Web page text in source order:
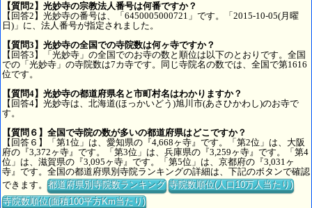
【質問2】光妙寺の宗教法人番号は何番ですか？
【回答2】光妙寺の番号は、「6450005000721」です。「2015-10-05(月曜
日)」に、法人番号が指定されました。
【質問3】光妙寺の全国での寺院数は何ヶ寺ですか？
【回答3】「光妙寺」の全国でのお寺の数と順位は以下のとおりです。全国
での「光妙寺」の寺院数は7カ寺です。同じ寺院名の数では、全国で第1616
位です。
【質問4】光妙寺の都道府県名と市町村名はわかりますか？
【回答4】光妙寺は、北海道(ほっかいどう)旭川市(あさひかわし)のお寺で
す。
【質問６】全国で寺院の数が多いの都道府県はどこですか？
【回答６】「第1位」は、愛知県の『4,668ヶ寺』です。「第2位」は、大阪
府の『3,372ヶ寺』です。「第3位」は、兵庫県の『3,259ヶ寺』です。「第4
位」は、滋賀県の『3,095ヶ寺』です。「第5位」は、京都府の『3,031ヶ
寺』です。全国の都道府県別寺院ランキングの詳細は、下記のボタンで確認
できます。都道府県別寺院数ランキング 寺院数順位(人口10万人当たり)
寺院数順位(面積100平方Km当たり)